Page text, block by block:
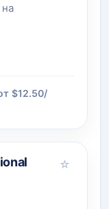
$12.50/
☆